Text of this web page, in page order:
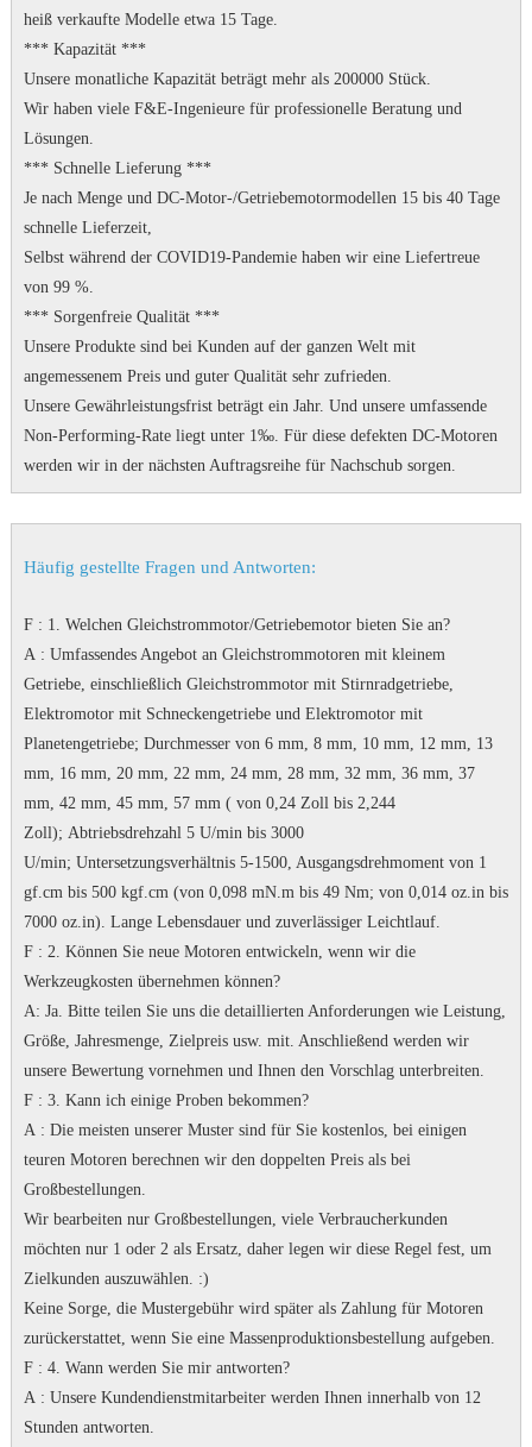
heiß verkaufte Modelle etwa 15 Tage.
*** Kapazität ***
Unsere monatliche Kapazität beträgt mehr als 200000 Stück.
Wir haben viele F&E-Ingenieure für professionelle Beratung und
Lösungen.
*** Schnelle Lieferung ***
Je nach Menge und DC-Motor-/Getriebemotormodellen 15 bis 40 Tage
schnelle Lieferzeit,
Selbst während der COVID19-Pandemie haben wir eine Liefertreue
von 99 %.
*** Sorgenfreie Qualität ***
Unsere Produkte sind bei Kunden auf der ganzen Welt mit
angemessenem Preis und guter Qualität sehr zufrieden.
Unsere Gewährleistungsfrist beträgt ein Jahr. Und unsere umfassende
Non-Performing-Rate liegt unter 1‰. Für diese defekten DC-Motoren
werden wir in der nächsten Auftragsreihe für Nachschub sorgen.
Häufig gestellte Fragen und Antworten:
F: 1. Welchen Gleichstrommotor/Getriebemotor bieten Sie an?
A: Umfassendes Angebot an Gleichstrommotoren mit kleinem
Getriebe, einschließlich Gleichstrommotor mit Stirnradgetriebe,
Elektromotor mit Schneckengetriebe und Elektromotor mit
Planetengetriebe; Durchmesser von 6 mm, 8 mm, 10 mm, 12 mm, 13
mm, 16 mm, 20 mm, 22 mm, 24 mm, 28 mm, 32 mm, 36 mm, 37
mm, 42 mm, 45 mm, 57 mm ( von 0,24 Zoll bis 2,244
Zoll); Abtriebsdrehzahl 5 U/min bis 3000
U/min; Untersetzungsverhältnis 5-1500, Ausgangsdrehmoment von 1
gf.cm bis 500 kgf.cm (von 0,098 mN.m bis 49 Nm; von 0,014 oz.in bis
7000 oz.in). Lange Lebensdauer und zuverlässiger Leichtlauf.
F: 2. Können Sie neue Motoren entwickeln, wenn wir die
Werkzeugkosten übernehmen können?
A: Ja. Bitte teilen Sie uns die detaillierten Anforderungen wie Leistung,
Größe, Jahresmenge, Zielpreis usw. mit. Anschließend werden wir
unsere Bewertung vornehmen und Ihnen den Vorschlag unterbreiten.
F: 3. Kann ich einige Proben bekommen?
A: Die meisten unserer Muster sind für Sie kostenlos, bei einigen
teuren Motoren berechnen wir den doppelten Preis als bei
Großbestellungen.
Wir bearbeiten nur Großbestellungen, viele Verbraucherkunden
möchten nur 1 oder 2 als Ersatz, daher legen wir diese Regel fest, um
Zielkunden auszuwählen. :)
Keine Sorge, die Mustergebühr wird später als Zahlung für Motoren
zurückerstattet, wenn Sie eine Massenproduktionsbestellung aufgeben.
F: 4. Wann werden Sie mir antworten?
A: Unsere Kundendienstmitarbeiter werden Ihnen innerhalb von 12
Stunden antworten.